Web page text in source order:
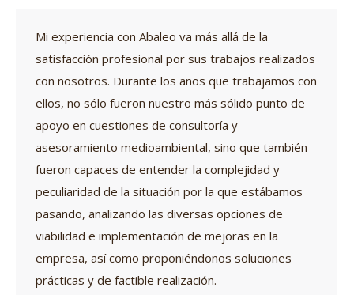
Mi experiencia con Abaleo va más allá de la
satisfacción profesional por sus trabajos realizados
con nosotros. Durante los años que trabajamos con
ellos, no sólo fueron nuestro más sólido punto de
apoyo en cuestiones de consultoría y
asesoramiento medioambiental, sino que también
fueron capaces de entender la complejidad y
peculiaridad de la situación por la que estábamos
pasando, analizando las diversas opciones de
viabilidad e implementación de mejoras en la
empresa, así como proponiéndonos soluciones
prácticas y de factible realización.